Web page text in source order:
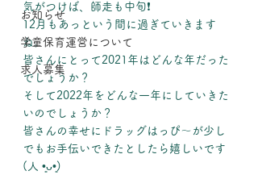
お知らせ
学童保育運営について
求人募集
気がつけば、師走も中旬❗️
12月もあっという間に過ぎていきます
ね。
皆さんにとって2021年はどんな年だった
でしょうか？
そして2022年をどんな一年にしていきた
いのでしょうか？
皆さんの幸せにドラッグはっぴ〜が少し
でもお手伝いできたとしたら嬉しいです
(人 •͈ᴗ•͈)